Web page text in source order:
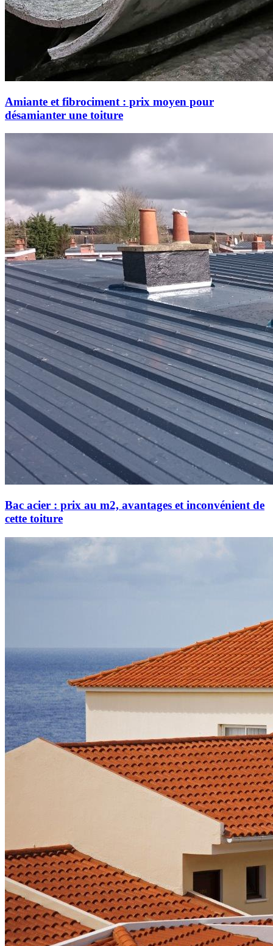
Amiante et fibrociment : prix moyen pour
désamianter une toiture
Bac acier : prix au m2, avantages et inconvénient de
cette toiture